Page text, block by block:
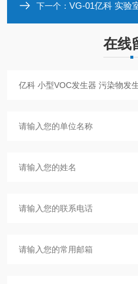
下一个： VG-01亿科 实验室
在线